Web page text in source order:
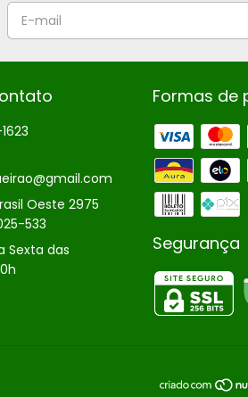
Oeste 2975
533
Sexta das
Formas de
Segurança